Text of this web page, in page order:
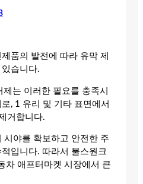
품의 발전에 따라 유막 제
습니다.
는 이러한 필요를 충족시
, 1 유리 및 기타 표면에서
거합니다.
시야를 확보하고 안전한 주
입니다. 따라서 불스원크
차 애프터마켓 시장에서 큰